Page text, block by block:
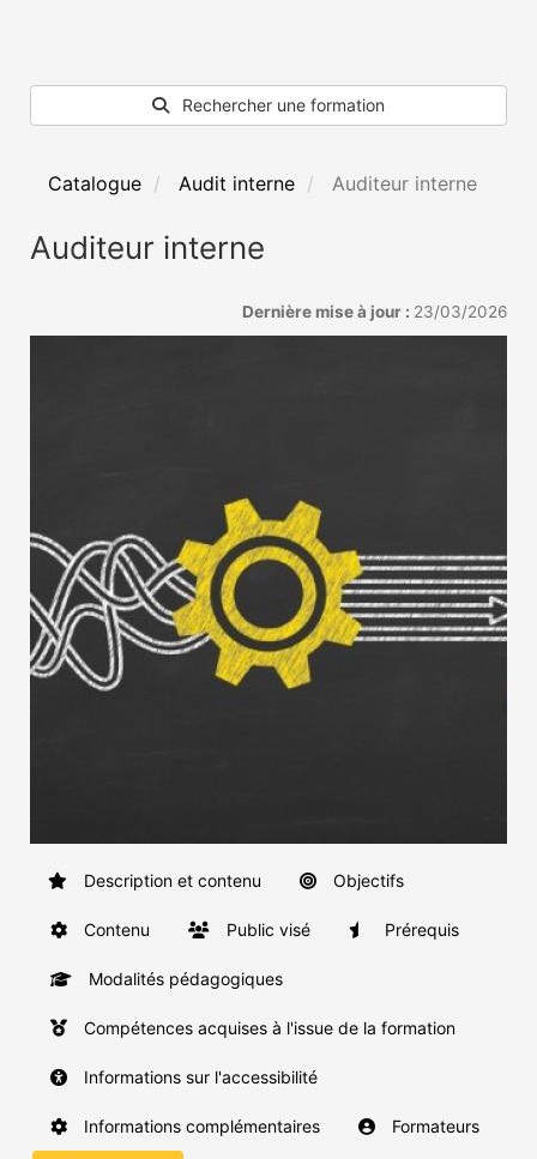
Rechercher une formation
Catalogue Audit interne Auditeur interne
Auditeur interne
Dernière mise à jour : 23/03/2026
Description et contenu Objectifs
Contenu Public visé Prérequis
Modalités pédagogiques
Compétences acquises à l'issue de la formation
Informations sur l'accessibilité
Informations complémentaires Formateurs